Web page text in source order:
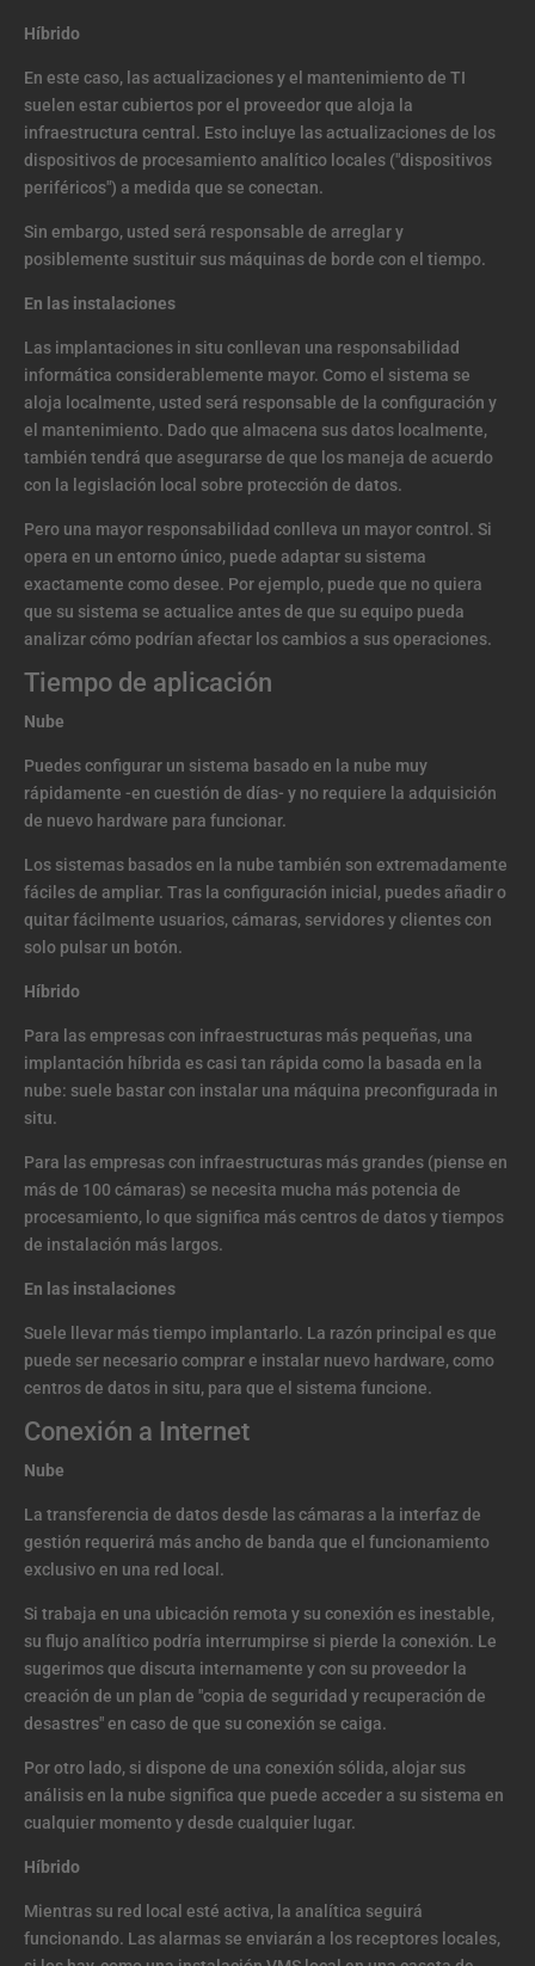
Híbrido
En este caso, las actualizaciones y el mantenimiento de TI
suelen estar cubiertos por el proveedor que aloja la
infraestructura central. Esto incluye las actualizaciones de los
dispositivos de procesamiento analítico locales ("dispositivos
periféricos") a medida que se conectan.
Sin embargo, usted será responsable de arreglar y
posiblemente sustituir sus máquinas de borde con el tiempo.
En las instalaciones
Las implantaciones in situ conllevan una responsabilidad
informática considerablemente mayor. Como el sistema se
aloja localmente, usted será responsable de la configuración y
el mantenimiento. Dado que almacena sus datos localmente,
también tendrá que asegurarse de que los maneja de acuerdo
con la legislación local sobre protección de datos.
Pero una mayor responsabilidad conlleva un mayor control. Si
opera en un entorno único, puede adaptar su sistema
exactamente como desee. Por ejemplo, puede que no quiera
que su sistema se actualice antes de que su equipo pueda
analizar cómo podrían afectar los cambios a sus operaciones.
Tiempo de aplicación
Nube
Puedes configurar un sistema basado en la nube muy
rápidamente -en cuestión de días- y no requiere la adquisición
de nuevo hardware para funcionar.
Los sistemas basados en la nube también son extremadamente
fáciles de ampliar. Tras la configuración inicial, puedes añadir o
quitar fácilmente usuarios, cámaras, servidores y clientes con
solo pulsar un botón.
Híbrido
Para las empresas con infraestructuras más pequeñas, una
implantación híbrida es casi tan rápida como la basada en la
nube: suele bastar con instalar una máquina preconfigurada in
situ.
Para las empresas con infraestructuras más grandes (piense en
más de 100 cámaras) se necesita mucha más potencia de
procesamiento, lo que significa más centros de datos y tiempos
de instalación más largos.
En las instalaciones
Suele llevar más tiempo implantarlo. La razón principal es que
puede ser necesario comprar e instalar nuevo hardware, como
centros de datos in situ, para que el sistema funcione.
Conexión a Internet
Nube
La transferencia de datos desde las cámaras a la interfaz de
gestión requerirá más ancho de banda que el funcionamiento
exclusivo en una red local.
Si trabaja en una ubicación remota y su conexión es inestable,
su flujo analítico podría interrumpirse si pierde la conexión. Le
sugerimos que discuta internamente y con su proveedor la
creación de un plan de "copia de seguridad y recuperación de
desastres" en caso de que su conexión se caiga.
Por otro lado, si dispone de una conexión sólida, alojar sus
análisis en la nube significa que puede acceder a su sistema en
cualquier momento y desde cualquier lugar.
Híbrido
Mientras su red local esté activa, la analítica seguirá
funcionando. Las alarmas se enviarán a los receptores locales,